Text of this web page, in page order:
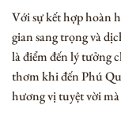
Với sự kết hợp hoàn
gian sang trọng và
là điểm đến lý tưởng
thơm khi đến Phú
hương vị tuyệt vời